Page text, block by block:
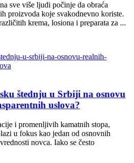
sve više ljudi počinje da obraća
proizvoda koje svakodnevno koriste.
krema, losiona i preparata za ...
štednju u Srbiji na osnovu
uslova?
i promenljivih kamatnih stopa,
u fokus kao jedan od osnovnih
novca. Iako se često